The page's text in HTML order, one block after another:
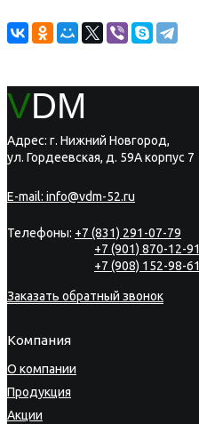
VDM
Адрес: г. Нижний Новгород,
ул. Гордеевская, д. 59А корпус 7
E-mail: info@vdm-52.ru
Телефоны: +7 (831) 291-07-79
+7 (901) 870-12-91
+7 (908) 152-98-61
Заказать обратный звонок
Компания
О компании
Продукция
Акции